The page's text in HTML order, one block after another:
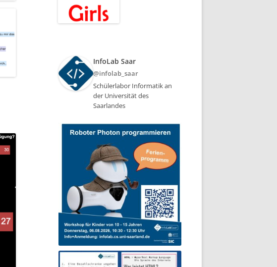
InfoLab Saar
@infolab_saar
Schülerlabor Informatik an
der Universität des
Saarlandes